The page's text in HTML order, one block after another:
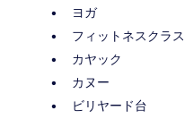
ヨガ
フィットネスクラス
カヤック
カヌー
ビリヤード台